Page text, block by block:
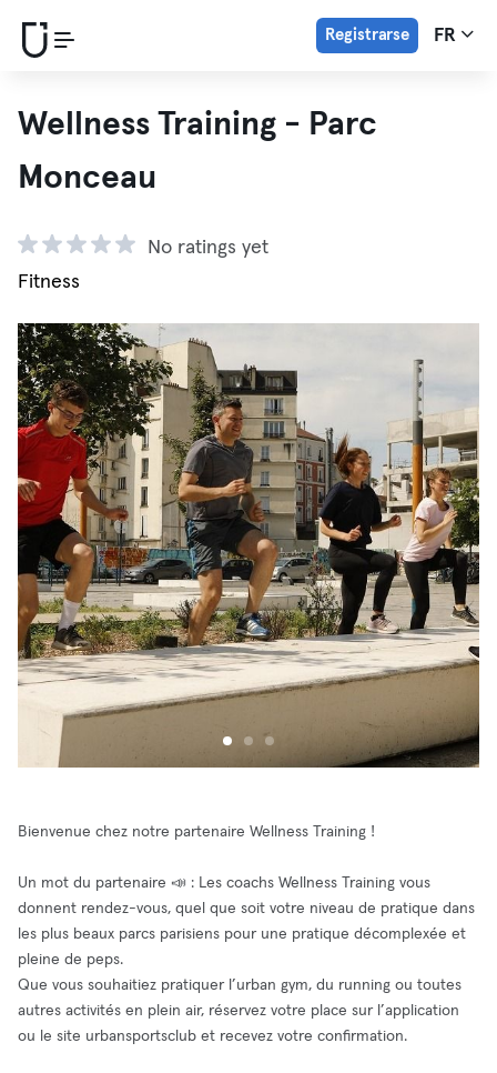
Registrarse FR
Wellness Training - Parc
Monceau
No ratings yet
Fitness
Bienvenue chez notre partenaire Wellness Training !
Un mot du partenaire 📣 : Les coachs Wellness Training vous
donnent rendez-vous, quel que soit votre niveau de pratique dans
les plus beaux parcs parisiens pour une pratique décomplexée et
pleine de peps.
Que vous souhaitiez pratiquer l’urban gym, du running ou toutes
autres activités en plein air, réservez votre place sur l’application
ou le site urbansportsclub et recevez votre confirmation.